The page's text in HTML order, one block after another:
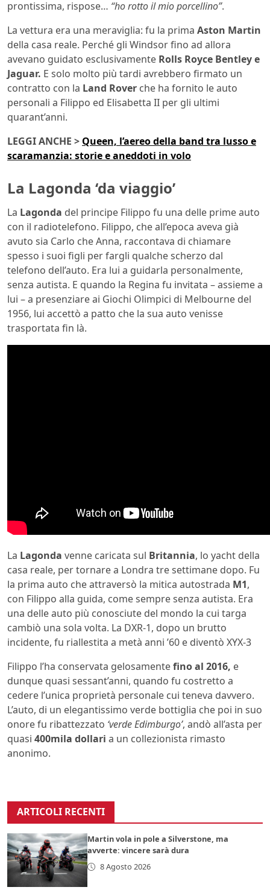
prontissima, rispose… “ho rotto il mio porcellino”.
La vettura era una meraviglia: fu la prima Aston Martin
della casa reale. Perché gli Windsor fino ad allora
avevano guidato esclusivamente Rolls Royce Bentley e
Jaguar. E solo molto più tardi avrebbero firmato un
contratto con la Land Rover che ha fornito le auto
personali a Filippo ed Elisabetta II per gli ultimi
quarant’anni.
LEGGI ANCHE > Queen, l’aereo della band tra lusso e
scaramanzia: storie e aneddoti in volo
La Lagonda ‘da viaggio’
La Lagonda del principe Filippo fu una delle prime auto
con il radiotelefono. Filippo, che all’epoca aveva già
avuto sia Carlo che Anna, raccontava di chiamare
spesso i suoi figli per fargli qualche scherzo dal
telefono dell’auto. Era lui a guidarla personalmente,
senza autista. E quando la Regina fu invitata – assieme a
lui – a presenziare ai Giochi Olimpici di Melbourne del
1956, lui accettò a patto che la sua auto venisse
trasportata fin là.
La Lagonda venne caricata sul Britannia, lo yacht della
casa reale, per tornare a Londra tre settimane dopo. Fu
la prima auto che attraversò la mitica autostrada M1,
con Filippo alla guida, come sempre senza autista. Era
una delle auto più conosciute del mondo la cui targa
cambiò una sola volta. La DXR-1, dopo un brutto
incidente, fu riallestita a metà anni ’60 e diventò XYX-3
Filippo l’ha conservata gelosamentefino al 2016, e
dunque quasi sessant’anni, quando fu costretto a
cedere l’unica proprietà personale cui teneva davvero.
L’auto, di un elegantissimo verde bottiglia che poi in suo
onore fu ribattezzato ‘verde Edimburgo’, andò all’asta per
quasi 400mila dollari a un collezionista rimasto
anonimo.
ARTICOLI RECENTI
Martin vola in pole a Silverstone, ma
avverte: vincere sarà dura
8 Agosto 2026